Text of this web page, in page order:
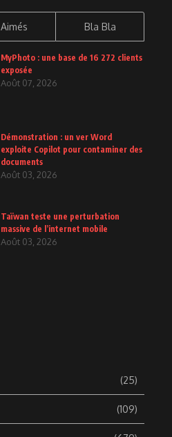
Aimés Bla Bla
MyPhoto : une base de 16 272 clients
exposée
Août 07, 2026
Démonstration : un ver Word
exploite Copilot pour contaminer des
documents
Août 03, 2026
Taïwan teste une perturbation
massive de l’internet mobile
Août 03, 2026
(25)
(109)